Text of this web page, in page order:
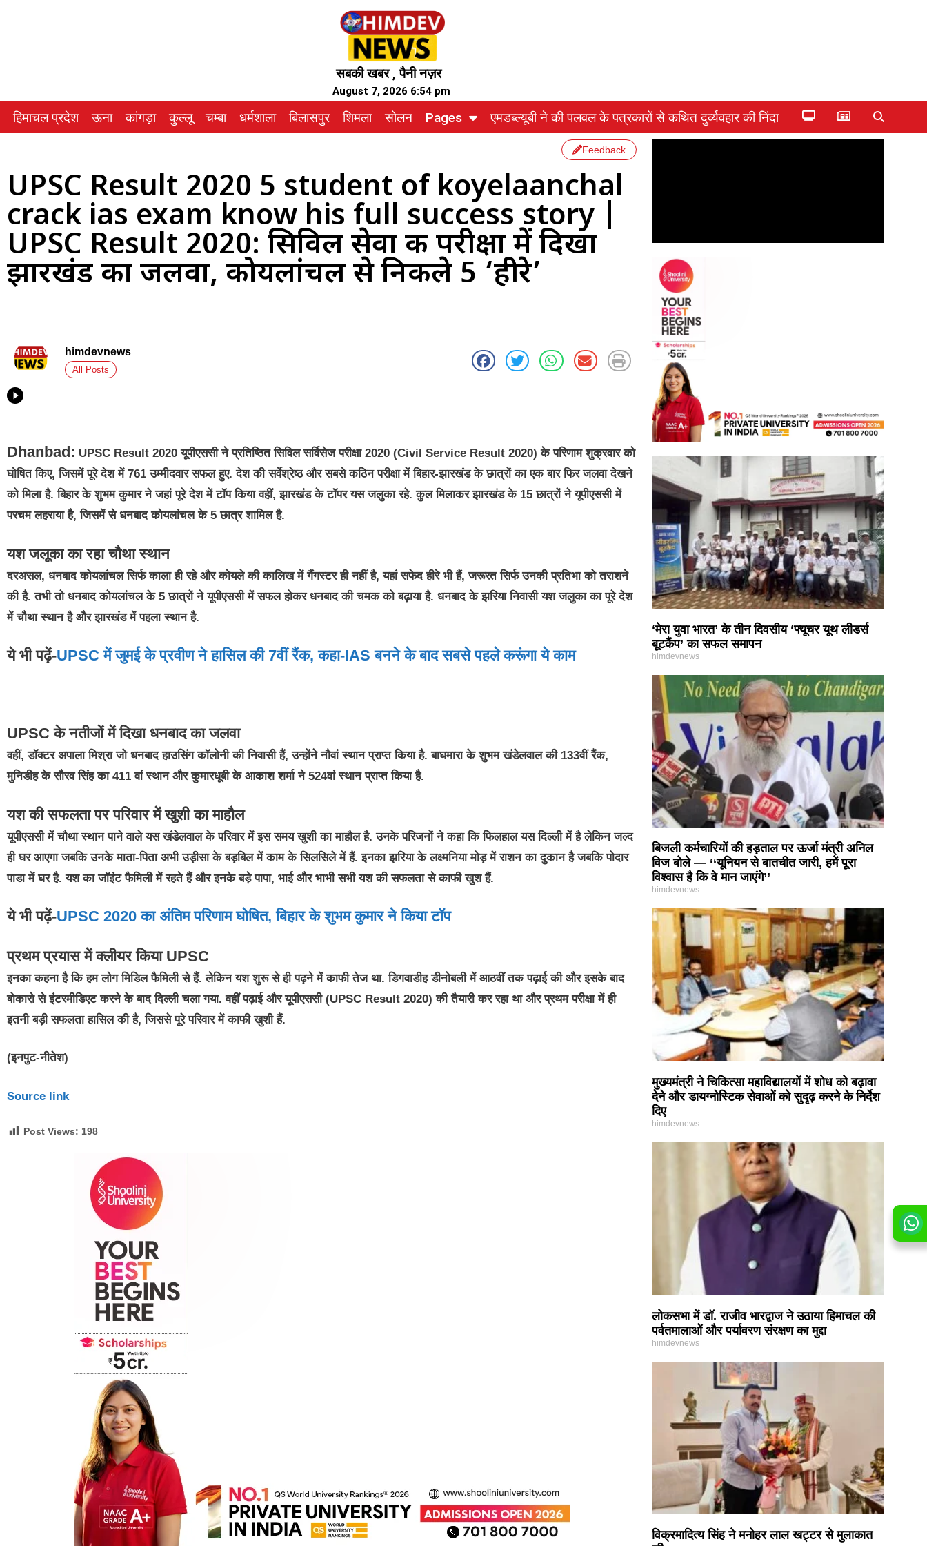
सबकी खबर , पैनी नज़र
August 7, 2026 6:54 pm
हिमाचल प्रदेश ऊना कांगड़ा कुल्लू चम्बा धर्मशाला बिलासपुर शिमला सोलन Pages एमडब्ल्यूबी ने की पलवल के पत्रकारों से कथित दुर्व्यवहार की निंदा
Feedback
UPSC Result 2020 5 student of koyelaanchal
crack ias exam know his full success story |
UPSC Result 2020: सिविल सेवा की परीक्षा में दिखा
झारखंड का जलवा, कोयलांचल से निकले 5 ‘हीरे’
himdevnews
All Posts
Dhanbad: UPSC Result 2020 यूपीएससी ने प्रतिष्ठित सिविल सर्विसेज परीक्षा 2020 (Civil Service Result 2020) के परिणाम शुक्रवार को
घोषित किए, जिसमें पूरे देश में 761 उम्मीदवार सफल हुए. देश की सर्वेश्रेष्ठ और सबसे कठिन परीक्षा में बिहार-झारखंड के छात्रों का एक बार फिर जलवा देखने
को मिला है. बिहार के शुभम कुमार ने जहां पूरे देश में टॉप किया वहीं, झारखंड के टॉपर यस जलुका रहे. कुल मिलाकर झारखंड के 15 छात्रों ने यूपीएससी में
परचम लहराया है, जिसमें से धनबाद कोयलांचल के 5 छात्र शामिल है.
यश जलूका का रहा चौथा स्थान
दरअसल, धनबाद कोयलांचल सिर्फ काला ही रहे और कोयले की कालिख में गैंगस्टर ही नहीं है, यहां सफेद हीरे भी हैं, जरूरत सिर्फ उनकी प्रतिभा को तराशने
की है. तभी तो धनबाद कोयलांचल के 5 छात्रों ने यूपीएससी में सफल होकर धनबाद की चमक को बढ़ाया है. धनबाद के झरिया निवासी यश जलुका का पूरे देश
में चौथा स्थान है और झारखंड में पहला स्थान है.
ये भी पढ़ें-UPSC में जुमई के प्रवीण ने हासिल की 7वीं रैंक, कहा-IAS बनने के बाद सबसे पहले करूंगा ये काम
UPSC के नतीजों में दिखा धनबाद का जलवा
वहीं, डॉक्टर अपाला मिश्रा जो धनबाद हाउसिंग कॉलोनी की निवासी हैं, उन्होंने नौवां स्थान प्राप्त किया है. बाघमारा के शुभम खंडेलवाल की 133वीं रैंक,
मुनिडीह के सौरव सिंह का 411 वां स्थान और कुमारधूबी के आकाश शर्मा ने 524वां स्थान प्राप्त किया है.
यश की सफलता पर परिवार में खुशी का माहौल
यूपीएससी में चौथा स्थान पाने वाले यस खंडेलवाल के परिवार में इस समय खुशी का माहौल है. उनके परिजनों ने कहा कि फिलहाल यस दिल्ली में है लेकिन जल्द
ही घर आएगा जबकि उनके माता-पिता अभी उड़ीसा के बड़बिल में काम के सिलसिले में हैं. इनका झरिया के लक्ष्मनिया मोड़ में राशन का दुकान है जबकि पोदार
पाडा में घर है. यश का जॉइंट फैमिली में रहते हैं और इनके बड़े पापा, भाई और भाभी सभी यश की सफलता से काफी खुश हैं.
ये भी पढ़ें-UPSC 2020 का अंतिम परिणाम घोषित, बिहार के शुभम कुमार ने किया टॉप
प्रथम प्रयास में क्लीयर किया UPSC
इनका कहना है कि हम लोग मिडिल फैमिली से हैं. लेकिन यश शुरू से ही पढ़ने में काफी तेज था. डिगवाडीह डीनोबली में आठवीं तक पढ़ाई की और इसके बाद
बोकारो से इंटरमीडिएट करने के बाद दिल्ली चला गया. वहीं पढ़ाई और यूपीएससी (UPSC Result 2020) की तैयारी कर रहा था और प्रथम परीक्षा में ही
इतनी बड़ी सफलता हासिल की है, जिससे पूरे परिवार में काफी खुशी हैं.
(इनपुट-नीतेश)
Source link
Post Views: 198
‘मेरा युवा भारत’ के तीन दिवसीय ‘फ्यूचर यूथ लीडर्स
बूटकैंप’ का सफल समापन
himdevnews
बिजली कर्मचारियों की हड़ताल पर ऊर्जा मंत्री अनिल
विज बोले — ‘‘यूनियन से बातचीत जारी, हमें पूरा
विश्वास है कि वे मान जाएंगे’’
himdevnews
मुख्यमंत्री ने चिकित्सा महाविद्यालयों में शोध को बढ़ावा
देने और डायग्नोस्टिक सेवाओं को सुदृढ़ करने के निर्देश
दिए
himdevnews
लोकसभा में डॉ. राजीव भारद्वाज ने उठाया हिमाचल की
पर्वतमालाओं और पर्यावरण संरक्षण का मुद्दा
himdevnews
विक्रमादित्य सिंह ने मनोहर लाल खट्टर से मुलाकात